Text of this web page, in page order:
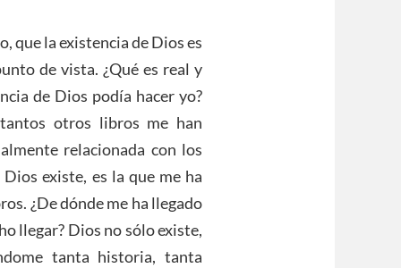
que la existencia de Dios es
de vista. ¿Qué es real y
de Dios podía hacer yo?
otros libros me han
relacionada con los
existe, es la que me ha
¿De dónde me ha llegado
llegar? Dios no sólo existe,
tanta historia, tanta